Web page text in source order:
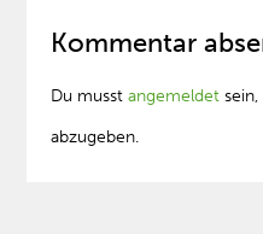
Kommentar
Du musstangemeldet
abzugeben.